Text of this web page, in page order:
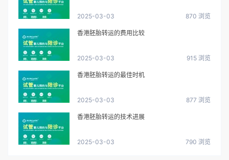
2025-03-03 870 浏览
香港胚胎转运的费用比较
2025-03-03 915 浏览
香港胚胎转运的最佳时机
2025-03-03 877 浏览
香港胚胎转运的技术进展
2025-03-03 790 浏览